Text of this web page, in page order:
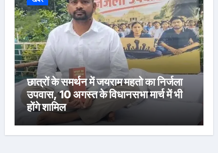
छात्रों के समर्थन में जयराम महतो का निर्जला
उपवास, 10 अगस्त के विधानसभा मार्च में भी
होंगे शामिल